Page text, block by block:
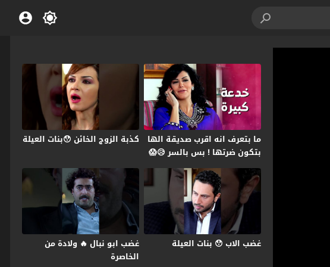
ما بتعرف انه اقرب صديقة الها
بتكون ضرتها ! بس بالسر 😥😱
بنات العيلة
كذبة الزوج الخائن 😯بنات العيلة
غضب الاب 😯 بنات العيلة
غضب ابو نبال 🔥 ولادة من
الخاصرة